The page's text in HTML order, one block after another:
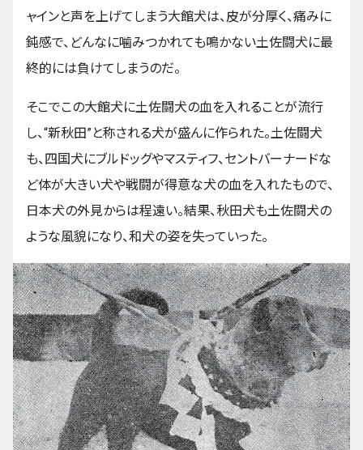
ャインと声を上げてしまう大館犬は、皮が分厚く、痛みに
鈍感で、どんなに噛みつかれても鳴かない土佐闘犬に最
終的には負けてしまうのだ。
そこでこの大館犬に土佐闘犬の血を入れることが流行
し、“新秋田”と称される犬が盛んに作られた。土佐闘犬
も、四国犬にブルドッグやマスティフ、セントバーナードな
ど体が大きい犬や戦闘が得意な犬の血を入れたもので、
日本犬の外見からは程遠い。結果、秋田犬も土佐闘犬の
ような風貌になり、和犬の姿を失っていった。